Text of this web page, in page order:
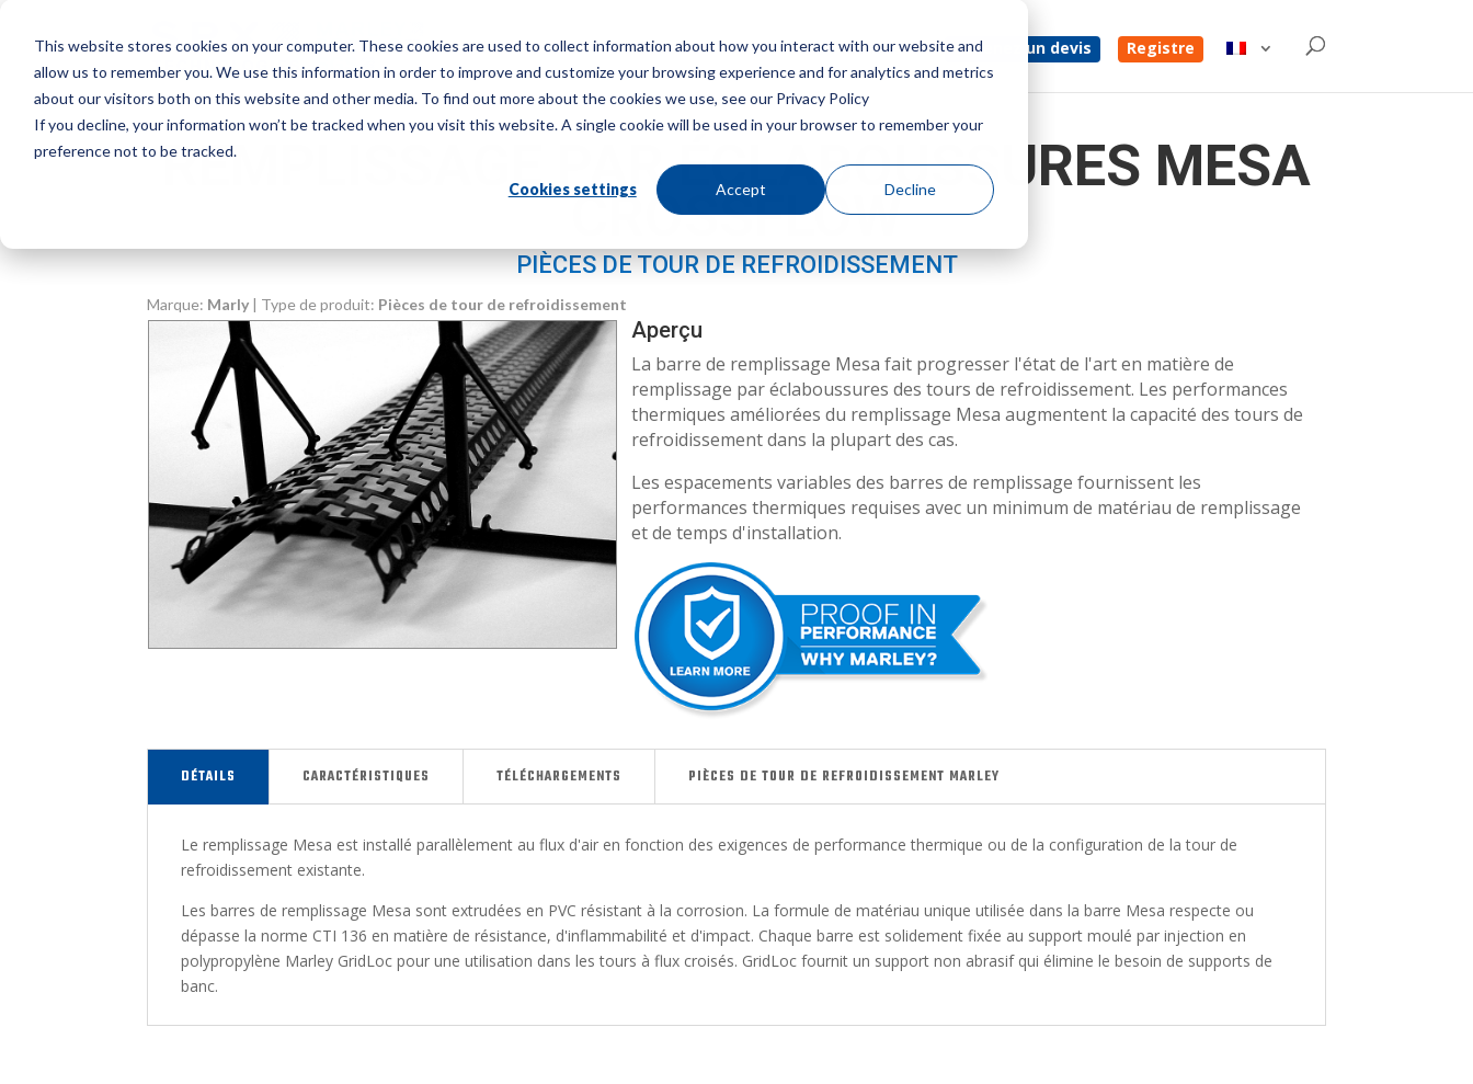
This website stores cookies on your computer. These cookies are used to collect information about how you interact with our website and
allow us to remember you. We use this information in order to improve and customize your browsing experience and for analytics and metrics
about our visitors both on this website and other media. To find out more about the cookies we use, see our Privacy Policy
If you decline, your information won’t be tracked when you visit this website. A single cookie will be used in your browser to remember your
preference not to be tracked.
Cookies settings Accept Decline
Menu Obtenez un devis Registre
REMPLISSAGE PAR ÉCLABOUSSURES MESA
CROSSFLOW
PIÈCES DE TOUR DE REFROIDISSEMENT
Marque: Marly | Type de produit: Pièces de tour de refroidissement
Aperçu
La barre de remplissage Mesa fait progresser l'état de l'art en matière de
remplissage par éclaboussures des tours de refroidissement. Les performances
thermiques améliorées du remplissage Mesa augmentent la capacité des tours de
refroidissement dans la plupart des cas.
Les espacements variables des barres de remplissage fournissent les
performances thermiques requises avec un minimum de matériau de remplissage
et de temps d'installation.
DÉTAILS CARACTÉRISTIQUES TÉLÉCHARGEMENTS PIÈCES DE TOUR DE REFROIDISSEMENT MARLEY
Le remplissage Mesa est installé parallèlement au flux d'air en fonction des exigences de performance thermique ou de la configuration de la tour de
refroidissement existante.
Les barres de remplissage Mesa sont extrudées en PVC résistant à la corrosion. La formule de matériau unique utilisée dans la barre Mesa respecte ou
dépasse la norme CTI 136 en matière de résistance, d'inflammabilité et d'impact. Chaque barre est solidement fixée au support moulé par injection en
polypropylène Marley GridLoc pour une utilisation dans les tours à flux croisés. GridLoc fournit un support non abrasif qui élimine le besoin de supports de
banc.